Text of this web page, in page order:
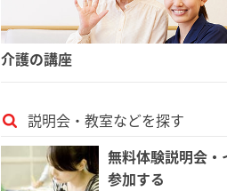
介護の講座
説明会・教室などを探す
無料体験説明会・
参加する